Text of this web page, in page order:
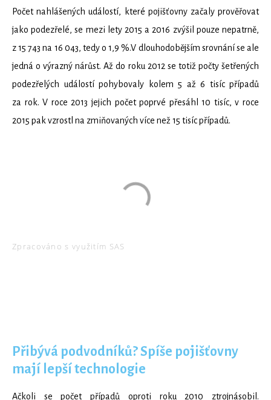
Počet nahlášených událostí, které pojišťovny začaly prověřovat
jako podezřelé, se mezi lety 2015 a 2016 zvýšil pouze nepatrně,
z 15 743 na 16 043, tedy o 1,9 %.V dlouhodobějším srovnání se ale
jedná o výrazný nárůst. Až do roku 2012 se totiž počty šetřených
podezřelých událostí pohybovaly kolem 5 až 6 tisíc případů
za rok. V roce 2013 jejich počet poprvé přesáhl 10 tisíc, v roce
2015 pak vzrostl na zmiňovaných více než 15 tisíc případů.
Přibývá podvodníků? Spíše pojišťovny
mají lepší technologie
Ačkoli se počet případů oproti roku 2010 ztrojnásobil.